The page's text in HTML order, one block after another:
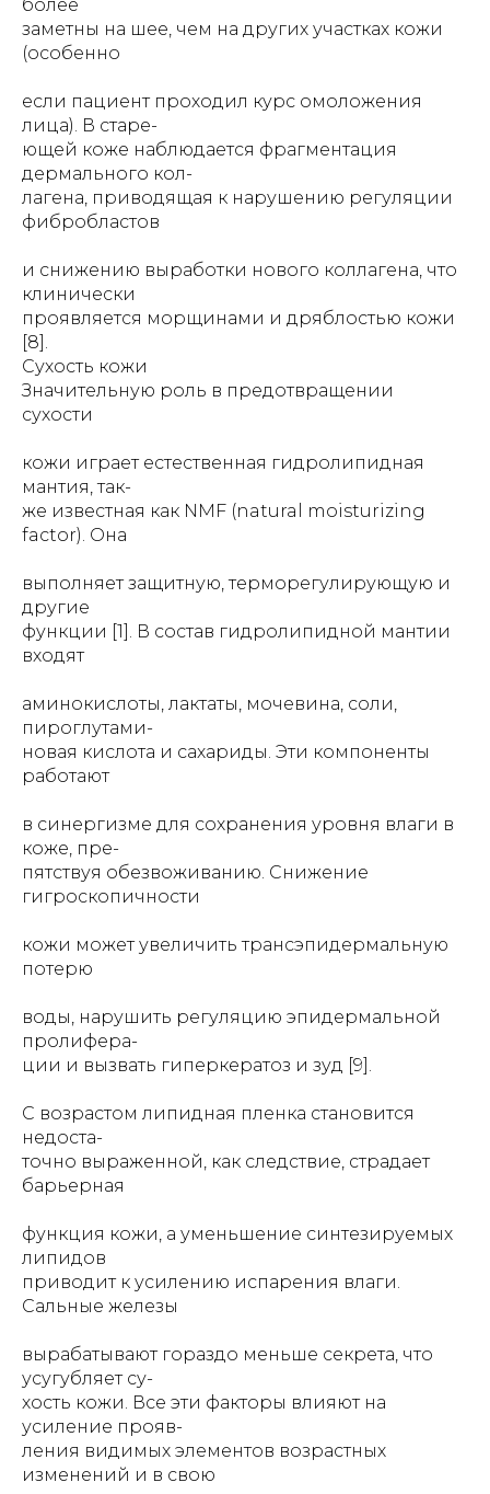
более
заметны на шее, чем на других участках кожи
(особенно
если пациент проходил курс омоложения
лица). В старе-
ющей коже наблюдается фрагментация
дермального кол-
лагена, приводящая к нарушению регуляции
фибробластов
и снижению выработки нового коллагена, что
клинически
проявляется морщинами и дряблостью кожи
[8].
Сухость кожи
Значительную роль в предотвращении
сухости
кожи играет естественная гидролипидная
мантия, так-
же известная как NMF (natural moisturizing
factor). Она
выполняет защитную, терморегулирующую и
другие
функции [1]. В состав гидролипидной мантии
входят
аминокислоты, лактаты, мочевина, соли,
пироглутами-
новая кислота и сахариды. Эти компоненты
работают
в синергизме для сохранения уровня влаги в
коже, пре-
пятствуя обезвоживанию. Снижение
гигроскопичности
кожи может увеличить трансэпидермальную
потерю
воды, нарушить регуляцию эпидермальной
пролифера-
ции и вызвать гиперкератоз и зуд [9].
С возрастом липидная пленка становится
недоста-
точно выраженной, как следствие, страдает
барьерная
функция кожи, а уменьшение синтезируемых
липидов
приводит к усилению испарения влаги.
Сальные железы
вырабатывают гораздо меньше секрета, что
усугубляет су-
хость кожи. Все эти факторы влияют на
усиление прояв-
ления видимых элементов возрастных
изменений и в свою